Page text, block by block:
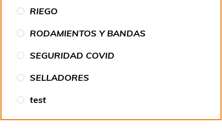
RIEGO
RODAMIENTOS Y BANDAS
SEGURIDAD COVID
SELLADORES
test